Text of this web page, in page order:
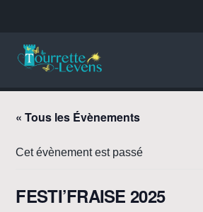
« Tous les Évènements
Cet évènement est passé
FESTI’FRAISE 2025